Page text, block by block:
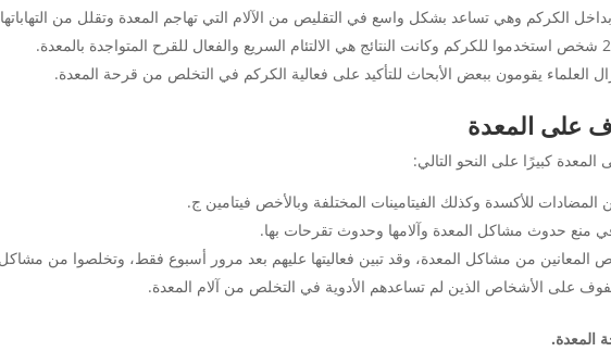
الكركم وهي تساعد بشكل واسع في التقليص من الآلام التي تهاجم المعدة وتقلل من
العلماء يقومون ببعض الأبحاث للتأكيد على فعالية الكركم في التخلص من قرحة المعدة.
على المعدة
كبيرًا على النحو التالي:
المضادات للأكسدة وكذلك الفيتامينات المختلفة وبالأخص فيتامين ج.
منع حدوث مشاكل المعدة وآلامها وحدوث تقرحات بها.
المعانين من مشاكل المعدة، وقد تبين فعاليتها عليهم بعد مرور أسبوع فقط، وتخلصوا من
على الأشخاص الذين لم تساعدهم الأدوية في التخلص من آلام المعدة.
المعدة.